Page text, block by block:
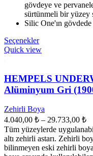
gövdeye ve
sürtünmeli bir yüzey
Silic One'ın
SeçeneklerBu
ürünün
varyasyonu
var.
Seçenekler
sayfasından
seçilebilir
Quick view
HEMPELS
Alüminyum Gri
Zehirli Boya
4.040,00 ₺ – 29.733,00 ₺
-
Tüm yüzeylerde
altı zehirli astarı. Zehirli
bilinmeyen eski zehirli